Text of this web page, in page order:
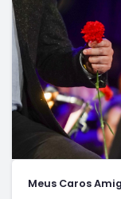
Meus Caros